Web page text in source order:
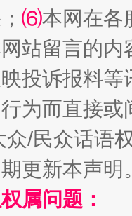
⑹本网在各
站留言的内
投诉报料
为而直接
众/民众话语
更新本声明
属问题：